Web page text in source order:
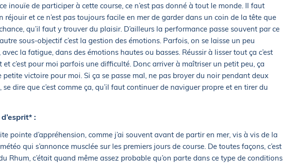
inouïe de participer à cette course, ce n’est pas donné à tout le monde. Il faut
réjouir et ce n’est pas toujours facile en mer de garder dans un coin de la tête que
qu’il faut y trouver du plaisir. D’ailleurs la performance passe souvent par ce
sous-objectif c’est la gestion des émotions. Parfois, on se laisse un peu
la fatigue, dans des émotions hautes ou basses. Réussir à lisser tout ça c’est
et c’est pour moi parfois une difficulté. Donc arriver à maîtriser un petit peu, ça
petite victoire pour moi. Si ça se passe mal, ne pas broyer du noir pendant deux
se dire que c’est comme ça, qu’il faut continuer de naviguer propre et en tirer du
:
pointe d’appréhension, comme j’ai souvent avant de partir en mer, vis à vis de la
qui s’annonce musclée sur les premiers jours de course. De toutes façons, c’est
Rhum, c’était quand même assez probable qu’on parte dans ce type de conditions.